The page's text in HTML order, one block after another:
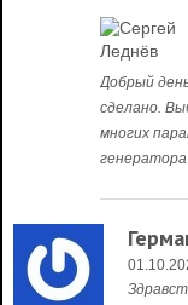
Добрый
сделано.
многих